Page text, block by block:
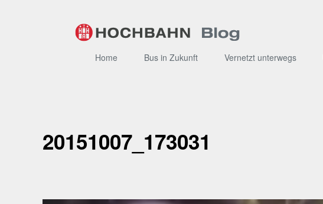
Home Bus in Zukunft Vernetzt unterwegs
20151007_173031